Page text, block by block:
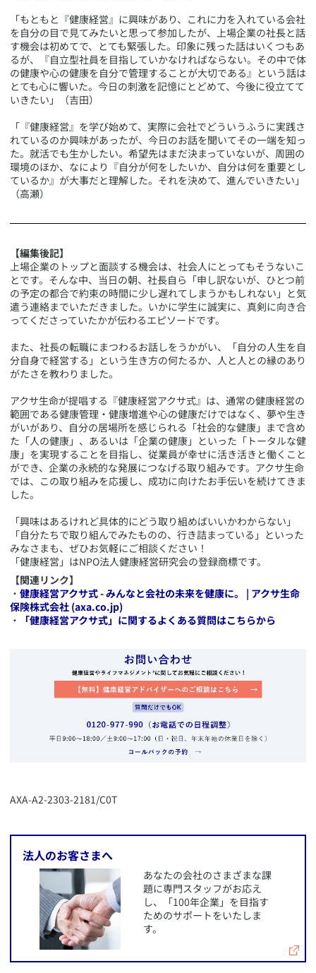
「もともと『健康経営』に興味があり、これに力を入れている会社
を自分の目で見てみたいと思って参加したが、上場企業の社長と話
す機会は初めてで、とても緊張した。印象に残った話はいくつもあ
るが、『自立型社員を目指していかなければならない。その中で体
の健康や心の健康を自分で管理することが大切である』という話は
とても心に響いた。今日の刺激を記憶にとどめて、今後に役立てて
いきたい」（吉田）
「『健康経営』を学び始めて、実際に会社でどういうふうに実践さ
れているのか興味があったが、今日のお話を聞いてその一端を知っ
た。就活でも生かしたい。希望先はまだ決まっていないが、周囲の
環境のほか、なにより『自分が何をしたいか、自分は何を重要とし
ているか』が大事だと理解した。それを決めて、進んでいきたい」
（高瀬）
【編集後記】
上場企業のトップと面談する機会は、社会人にとってもそうないこ
とです。そんな中、当日の朝、社長自ら「申し訳ないが、ひとつ前
の予定の都合で約束の時間に少し遅れてしまうかもしれない」と気
遣う連絡までいただきました。いかに学生に誠実に、真剣に向き合
ってくださっていたかが伝わるエピソードです。
また、社長の転職にまつわるお話しをうかがい、「自分の人生を自
分自身で経営する」という生き方の何たるか、人と人との縁のあり
がたさを教わりました。
アクサ生命が提唱する『健康経営アクサ式』は、通常の健康経営の
範囲である健康管理・健康増進や心の健康だけではなく、夢や生き
がいがあり、自分の居場所を感じられる「社会的な健康」まで含め
た「人の健康」、あるいは「企業の健康」といった「トータルな健
康」を実現することを目指し、従業員が幸せに活き活きと働くこと
ができ、企業の永続的な発展につなげる取り組みです。アクサ生命
では、この取り組みを応援し、成功に向けたお手伝いを続けてきま
した。
「興味はあるけれど具体的にどう取り組めばいいかわからない」
「自分たちで取り組んでみたものの、行き詰まっている」といった
みなさまも、ぜひお気軽にご相談ください！
​「健康経営」はNPO法人健康経営研究会の登録商標です。
【関連リンク】
・ 健康経営アクサ式 - みんなと会社の未来を健康に。 | アクサ生命
保険株式会社 (axa.co.jp)
・
「健康経営アクサ式」に関するよくある質問はこちらから
​AXA-A2-2303-2181/C0T
​法人のお客さまへ
​あなたの会社のさまざまな課
題に専門スタッフがお応え
し、「100年企業」を目指す
ためのサポートをいたしま
す。